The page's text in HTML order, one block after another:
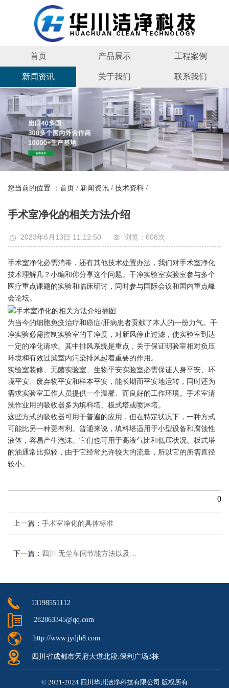
首页 产品展示 工程案例
新闻资讯 关于我们 联系我们
您当前的位置 ： 首页 / 新闻资讯 / 技术资料 /
手术室净化的相关方法介绍
2023年6月13日 11:12:50 浏览：608次
手术室净化必需消毒，还有其他技术处置办法，我们对手术室净化
技术理解几？小编和你分享这个问题。干净实验室实验室参与多个
医疗重点课题的实验和临床研讨，同时参与国际会议和国内重点峰
会论坛。
为当今的细胞免疫治疗和癌症/肝病患者贡献了本人的一份力气。干
净实验必需控制实验室的干净度，对新风停止过滤，使实验室到达
一定的净化请求。其中排风系统是重点，关于保证明验室相对负压
环境和有效过滤室内污染排风起着重要的作用。
实验室装修、无菌实验室、生物平安实验室必需保证人身平安、环
境平安、废弃物平安和样本平安，能长期而平安地运转，同时还为
需求实验室工作人员提供一个温馨、而良好的工作环境。手术室清
洗作业用的吸收器多为填料塔、板式塔或喷淋塔。
这些方式的吸收器可用于普遍的应用，但在特定状况下，一种方式
可能比另一种更有利。普通来说，填料塔适用于小型设备和腐蚀性
液体，容易产生泡沫。它们也可用于高液气比和低压状况。板式塔
的油通常比拟轻，由于它经常允许较大的流量，所以它的所需直径
较小。
0
上一篇 手术室净化的具体标准
下一篇
13198551112
282863345@qq.com
http://www.jydjh8.com
四川省成都市天府大道北段.保利广场3栋
© 2021-2024 四川华川洁净科技有限公司 版权所有